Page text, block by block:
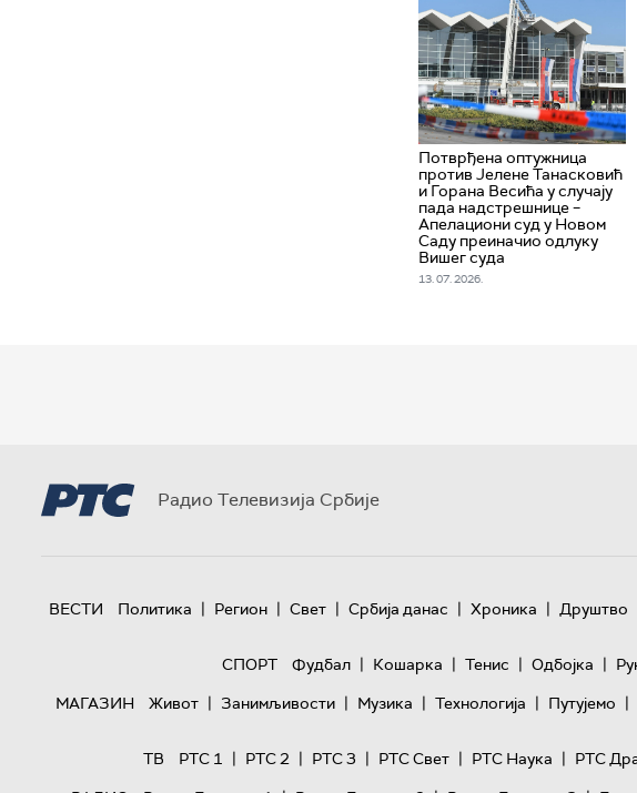
Потврђена оптужница
против Јелене Танасковић
и Горана Весића у случају
пада надстрешнице –
Апелациони суд у Новом
Саду преиначио одлуку
Вишег суда
13. 07. 2026.
Радио Телевизија Србије
ВЕСТИ Политика | Регион | Свет | Србија данас | Хроника | Друштво
СПОРТ
Фудбал | Кошарка | Тенис | Одбојка |
МАГАЗИН
Живот | Занимљивости | Музика | Технологијa | Путујемо |
ТВ
РТС 1 | РТС 2 | РТС 3 | РТС Свет | РТС Наука | РТС